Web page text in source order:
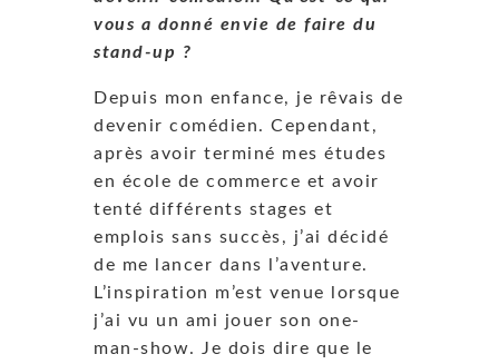
vous a donné envie de faire du
stand-up ?
Depuis mon enfance, je rêvais de
devenir comédien. Cependant,
après avoir terminé mes études
en école de commerce et avoir
tenté différents stages et
emplois sans succès, j’ai décidé
de me lancer dans l’aventure.
L’inspiration m’est venue lorsque
j’ai vu un ami jouer son one-
man-show. Je dois dire que le